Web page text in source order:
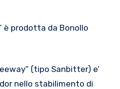
è prodotta da Bonollo
(tipo Sanbitter) e’
nello stabilimento di